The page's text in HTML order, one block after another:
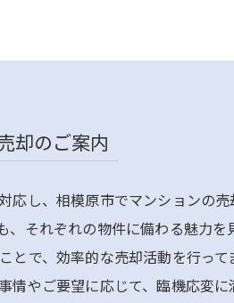
却のご案内
応し、相模原市でマンションの
、それぞれの物件に備わる魅力
とで、効率的な売却活動を行って
情やご要望に応じて、臨機応変